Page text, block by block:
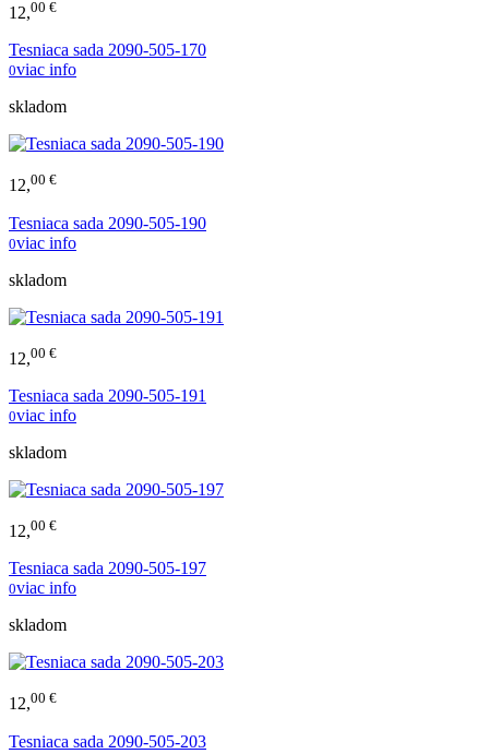
12,00 €
Tesniaca sada 2090-505-170
0viac info
skladom
12,00 €
Tesniaca sada 2090-505-190
0viac info
skladom
12,00 €
Tesniaca sada 2090-505-191
0viac info
skladom
12,00 €
Tesniaca sada 2090-505-197
0viac info
skladom
12,00 €
Tesniaca sada 2090-505-203